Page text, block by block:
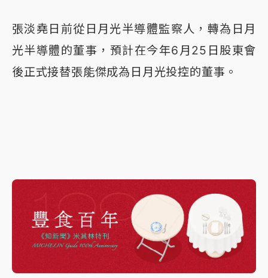
張淡堯日前從日月光半導體監察人，轉為日月
光半導體的董事，預計在今年6月25日股東會
後正式接替張能傑成為日月光投控的董事。